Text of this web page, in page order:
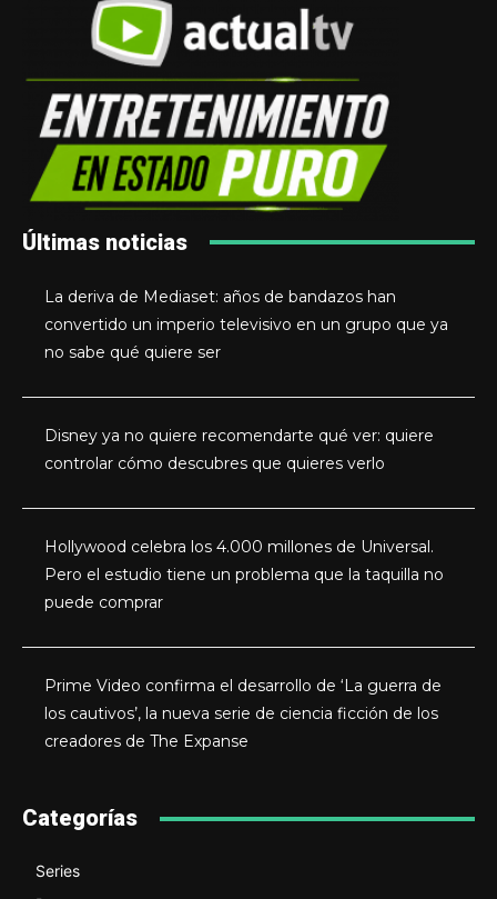
Últimas noticias
La deriva de Mediaset: años de bandazos han
convertido un imperio televisivo en un grupo que ya
no sabe qué quiere ser
Disney ya no quiere recomendarte qué ver: quiere
controlar cómo descubres que quieres verlo
Hollywood celebra los 4.000 millones de Universal.
Pero el estudio tiene un problema que la taquilla no
puede comprar
Prime Video confirma el desarrollo de ‘La guerra de
los cautivos’, la nueva serie de ciencia ficción de los
creadores de The Expanse
Categorías
Series